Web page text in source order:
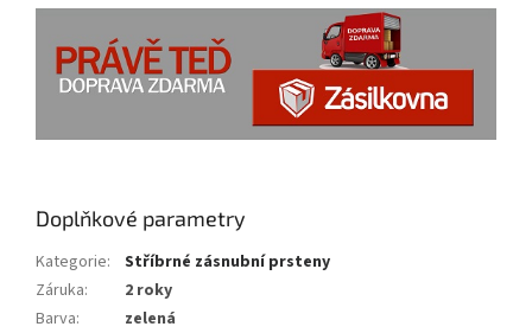
Doplňkové parametry
Kategorie:
Stříbrné zásnubní prsteny
Záruka:
2 roky
Barva:
zelená